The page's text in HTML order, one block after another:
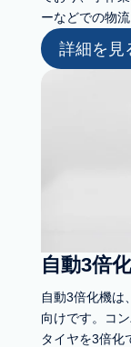
ーなどでの物
詳細を見
自動3倍
自動3倍化機は
向けです。コ
タイヤを3倍化